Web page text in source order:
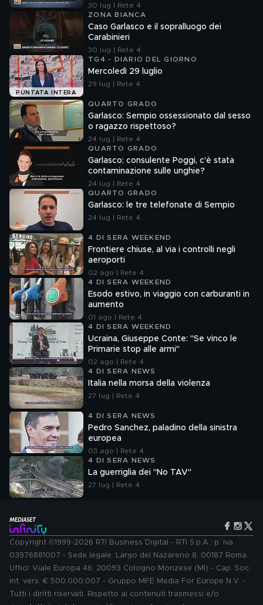
30 lug | Rete 4
ZONA BIANCA
Caso Garlasco e il sopralluogo dei
Carabinieri
30 lug | Rete 4
PUNTATA INTERA
TG4 - DIARIO DEL GIORNO
Mercoledì 29 luglio
29 lug | Rete 4
QUARTO GRADO
Garlasco: Sempio ossessionato dal sesso
o ragazzo rispettoso?
24 lug | Rete 4
QUARTO GRADO
Garlasco: consulente Poggi, c'è stata
contaminazione sulle unghie?
24 lug | Rete 4
QUARTO GRADO
Garlasco: le tre telefonate di Sempio
24 lug | Rete 4
4 DI SERA WEEKEND
Frontiere chiuse, al via i controlli negli
aeroporti
02 ago | Rete 4
4 DI SERA WEEKEND
Esodo estivo, in viaggio con carburanti in
aumento
01 ago | Rete 4
4 DI SERA WEEKEND
Ucraina, Giuseppe Conte: "Se vinco le
Primarie stop alle armi"
02 ago | Rete 4
4 DI SERA NEWS
Italia nella morsa della violenza
27 lug | Rete 4
4 DI SERA NEWS
Pedro Sanchez, paladino della sinistra
europea
03 ago | Rete 4
4 DI SERA NEWS
La guerriglia dei "No TAV"
27 lug | Rete 4
Copyright ©1999-2026 RTI Business Digital - RTI S.p.A.: p. iva
03976881007 - Sede legale: Largo del Nazareno 8, 00187 Roma.
Uffici: Viale Europa 46, 20093 Cologno Monzese (MI) - Cap. Soc.
int. vers. € 500.000.007 - Gruppo MFE Media For Europe N.V. -
Tutti i diritti riservati. Rispetto ai contenuti trasmessi e/o